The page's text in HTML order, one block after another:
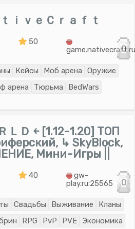
ｖｅＣｒａｆｔ
50
0
Кейсы Моб арена
Оружие
арена Тюрьма BedWars
ＬＤ ￩ [1.12-1.20] ТОП
↳ SkyBlock,
Мини-Игры ||
40
gw-
play.ru:25565
0
Свадьбы Выживание
Кланы
RPG PvP PVE
Экономика